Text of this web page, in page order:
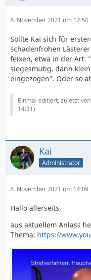
8. November 2021 um 12:50
Sollte Kai sich für
schadenfrohen
feixen, etwa in der Art:
siegesmutig, dann
eingezogen". Oder so
Einmal editiert, zuletzt von
14:31)
Kai
Administrator
8. November 2021 um 14:09
Hallo allerseits,
aus aktuellem Anlass
Thema: https://